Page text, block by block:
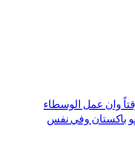
وان عمل الوسطاء
باكستان وفي نفس